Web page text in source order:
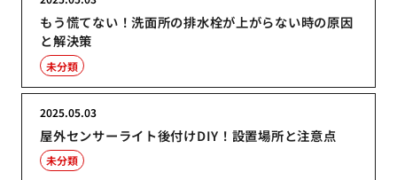
もう慌てない！洗面所の排水栓が上がらない時の原因
と解決策
未分類
屋外センサーライト後付けDIY！設置場所と注意点
2025.05.03
未分類